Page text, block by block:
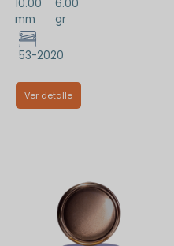
10.00
mm
6.00
gr
53-2020
Ver detalle